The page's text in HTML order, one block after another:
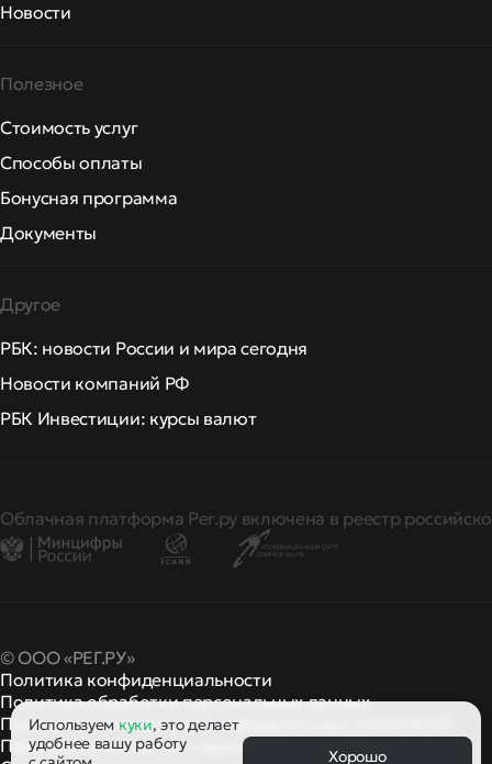
Новости
Полезное
Стоимость услуг
Способы оплаты
Бонусная программа
Документы
Другое
РБК: новости России и мира сегодня
Новости компаний РФ
РБК Инвестиции: курсы валют
Облачная платформа Рег.ру включена в реестр
© ООО «РЕГ.РУ»
Политика конфиденциальности
Политика обработки персональных данных
Правила применения рекомендательных технологий
Правила пользованияи другие
правила и политики
Используем куки, это делает
удобнее вашу работу
Хорошо